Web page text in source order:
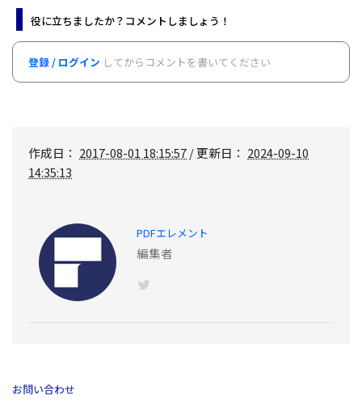
役に立ちましたか？コメントしましょう！
登録 / ログイン してからコメントを書いてください
作成日： 2017-08-01 18:15:57/ 更新日： 2024-09-10
14:35:13
PDFエレメント
編集者
お問い合わせ